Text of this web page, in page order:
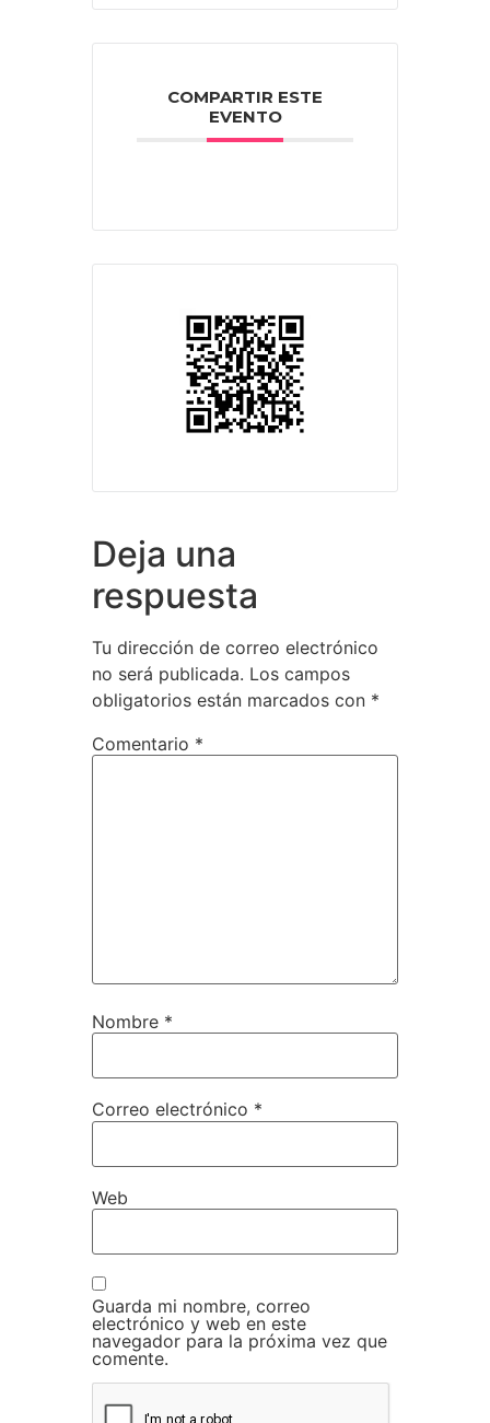
COMPARTIR ESTE
EVENTO
Deja una
respuesta
Tu dirección de correo electrónico
no será publicada. Los campos
obligatorios están marcados con *
Comentario *
Nombre *
Correo electrónico *
Web
Guarda mi nombre, correo
electrónico y web en este
navegador para la próxima vez que
comente.